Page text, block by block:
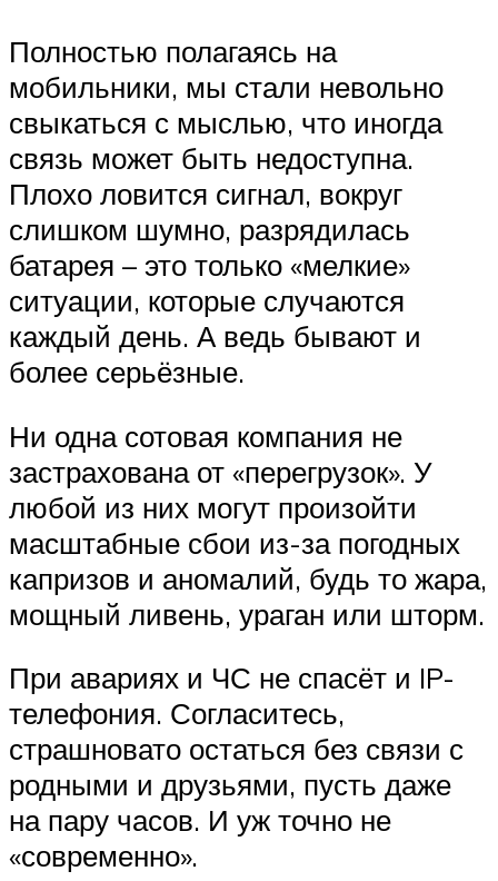
Полностью полагаясь на
мобильники, мы стали невольно
свыкаться с мыслью, что иногда
связь может быть недоступна.
Плохо ловится сигнал, вокруг
слишком шумно, разрядилась
батарея – это только «мелкие»
ситуации, которые случаются
каждый день. А ведь бывают и
более серьёзные.
Ни одна сотовая компания не
застрахована от «перегрузок». У
любой из них могут произойти
масштабные сбои из-за погодных
капризов и аномалий, будь то жара,
мощный ливень, ураган или шторм.
При авариях и ЧС не спасёт и IP-
телефония. Согласитесь,
страшновато остаться без связи с
родными и друзьями, пусть даже
на пару часов. И уж точно не
«современно».